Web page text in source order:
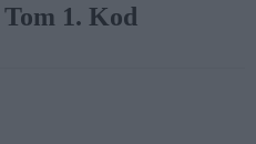
1. Kod